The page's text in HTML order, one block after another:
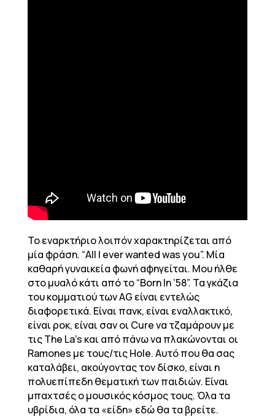
Το εναρκτήριο λοιπόν χαρακτηρίζεται από
μία φράση. “All I ever wanted was you”. Μία
καθαρή γυναικεία φωνή αφηγείται. Μου ήλθε
στο μυαλό κάτι από το “Born In ‘58”. Τα γκάζια
του κομματιού των AG είναι εντελώς
διαφορετικά. Είναι πανκ, είναι εναλλακτικό,
είναι ροκ, είναι σαν οι Cure να τζαμάρουν με
τις The La’s και από πάνω να πλακώνονται οι
Ramones με τους/τις Hole. Αυτό που θα σας
καταλάβει, ακούγοντας τον δίσκο, είναι η
πολυεπίπεδη θεματική των παιδιών. Είναι
μπαχτσές ο μουσικός κόσμος τους. Όλα τα
υβρίδια, όλα τα «είδη» εδώ θα τα βρείτε.